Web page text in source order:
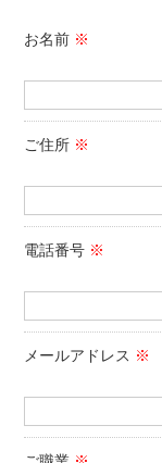
お名前 ※
ご住所 ※
電話番号 ※
メールアドレス ※